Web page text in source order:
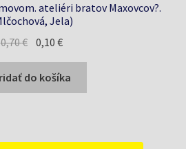
ateliéri bratov Maxovcov?.
Jela)
0,70€ Pôvodná
bola:
0,70 €.
0,10€Aktuálna
je:
0,10 €.
do košíka